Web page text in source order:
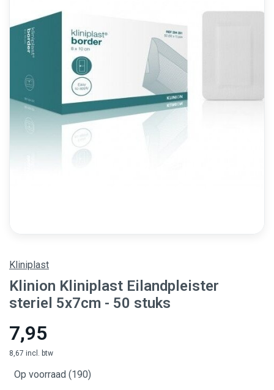
Kliniplast
Klinion Kliniplast Eilandpleister
steriel 5x7cm - 50 stuks
7,95
8,67 incl. btw
Op voorraad (190)